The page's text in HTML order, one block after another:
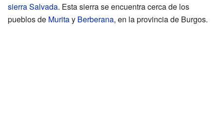
sierra Salvada. Esta sierra se encuentra cerca de los
pueblos de Muritay Berberana, en la provincia de Burgos.